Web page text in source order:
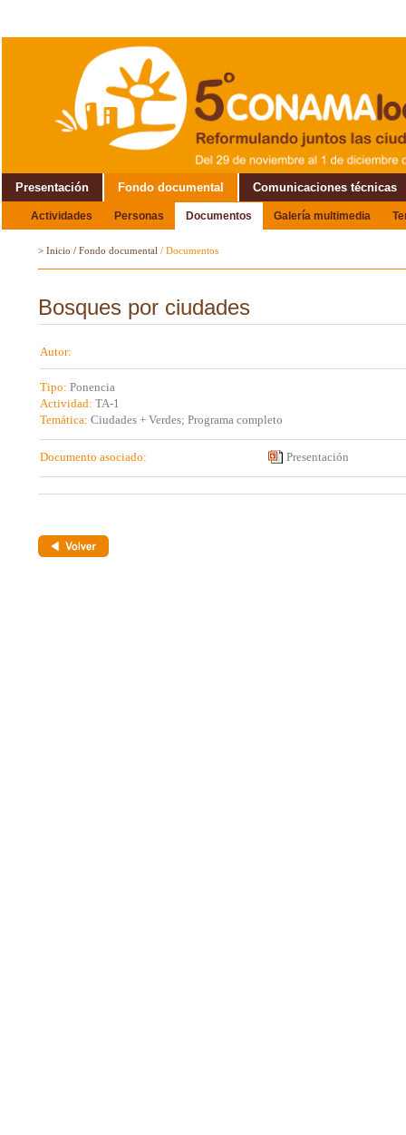
Presentación Fondo documental Comunicaciones técnicas
Actividades Personas Documentos Galería multimedia
Alrededor del Encuentro
> Inicio / Fondo documental / Documentos
Bosques por ciudades
Autor:
Tipo: Ponencia
Actividad: TA-1
Temática: Ciudades + Verdes; Programa completo
Documento asociado: Presentación